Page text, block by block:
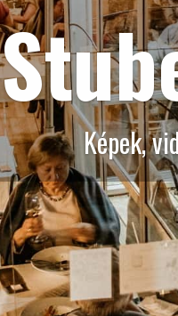
Képek,